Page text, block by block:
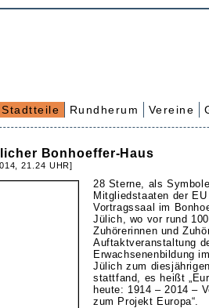
Stadtteile Rundherum Vereine
Bonhoeffer-Haus
21.24 UHR]
28 Sterne, als
Mitgliedstaaten der
Vortragssaal im
Jülich, wo vor rund
Zuhörerinnen und
Auftaktveranstaltung
Erwachsenenbildung
Jülich zum
stattfand, es heißt
heute: 1914 – 2014 –
zum Projekt Europa“.